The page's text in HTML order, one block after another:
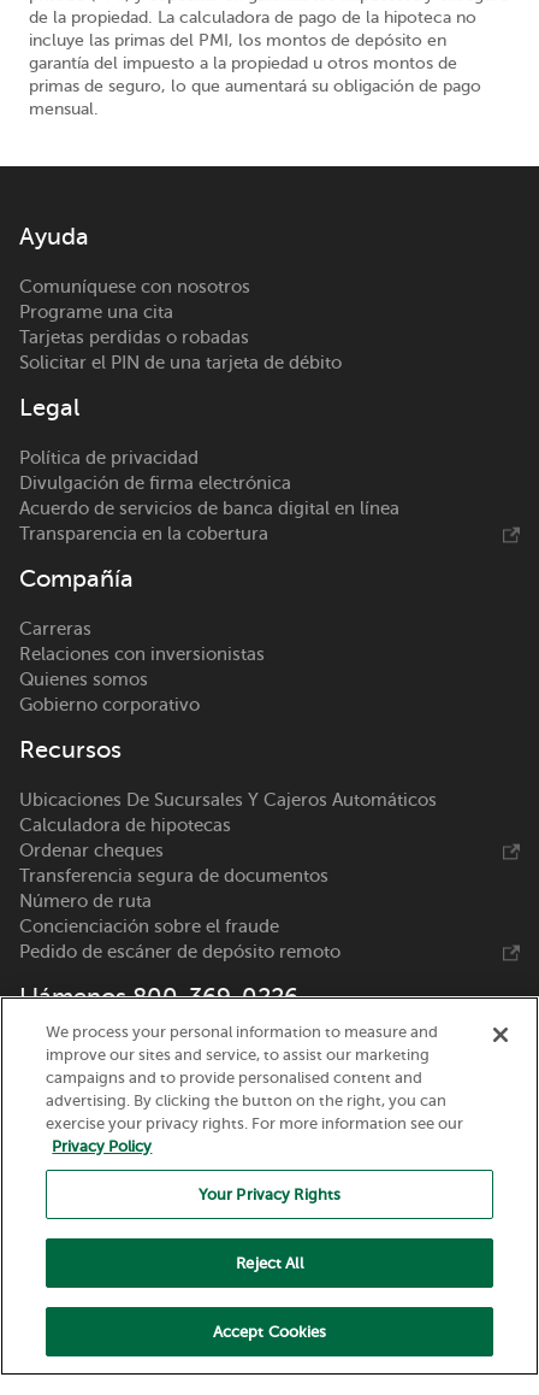
de la propiedad. La calculadora de pago de la hipoteca no
incluye las primas del PMI, los montos de depósito en
garantía del impuesto a la propiedad u otros montos de
primas de seguro, lo que aumentará su obligación de pago
mensual.
Ayuda
Comuníquese con nosotros
Programe una cita
Tarjetas perdidas o robadas
Solicitar el PIN de una tarjeta de débito
Legal
Política de privacidad
Divulgación de firma electrónica
Acuerdo de servicios de banca digital en línea
Transparencia en la cobertura
Compañía
Carreras
Relaciones con inversionistas
Quienes somos
Gobierno corporativo
Recursos
Ubicaciones De Sucursales Y Cajeros Automáticos
Calculadora de hipotecas
Ordenar cheques
Transferencia segura de documentos
Número de ruta
Concienciación sobre el fraude
Pedido de escáner de depósito remoto
Llámenos 800-369-0226
Nicolet National Bank
111 N. Washington Street
Green Bay, WI 54301
Routing Number:075917937
Member FDIC. Equal Housing Lender.
We process your personal information to measure and
improve our sites and service, to assist our marketing
campaigns and to provide personalised content and
advertising. By clicking the button on the right, you can
exercise your privacy rights. For more information see our
Privacy Policy
Your Privacy Rights
Reject All
Accept Cookies